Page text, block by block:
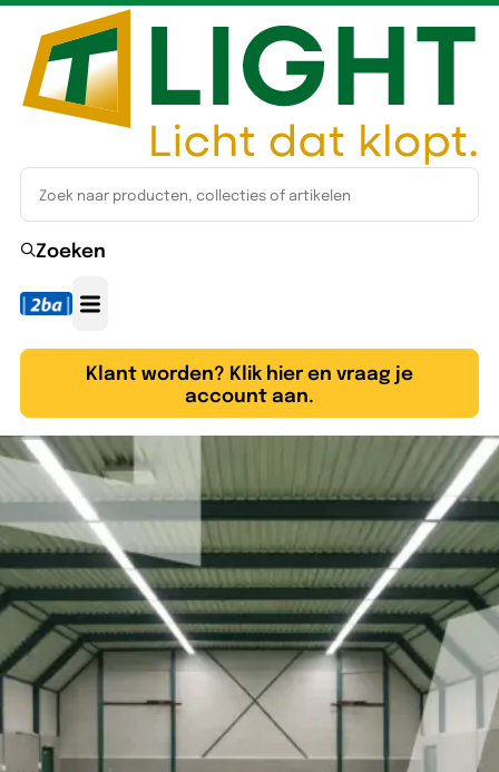
Zoeken
Klant worden? Klik hier en vraag je
account aan.
Terug naar overzicht
4 soorten
09 maart 2026 4 minuten leestijd